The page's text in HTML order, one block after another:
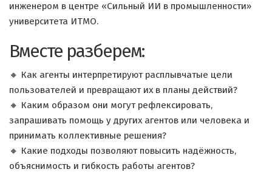
инженером в центре «Сильный ИИ в промышленности»
университета ИТМО.
Вместе разберем:
🔸 Как агенты интерпретируют расплывчатые цели
пользователей и превращают их в планы действий?
🔸 Каким образом они могут рефлексировать,
запрашивать помощь у других агентов или человека и
принимать коллективные решения?
🔸 Какие подходы позволяют повысить надёжность,
объяснимость и гибкость работы агентов?